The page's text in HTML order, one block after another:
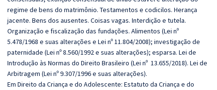
regime de bens do matrimônio. Testamentos e codicilos. Herança
jacente. Bens dos ausentes. Coisas vagas. Interdição e tutela.
Organização e fiscalização das fundações. Alimentos (Lei nº
5.478/1968 e suas alterações e Lei nº 11.804/2008); investigação de
paternidade (Lei nº 8.560/1992 e suas alterações); esparsa. Lei de
Introdução às Normas do Direito Brasileiro (Lei nº 13.655/2018). Lei de
Arbitragem (Lei nº 9.307/1996 e suas alterações).
Em Direito da Criança e do Adolescente: Estatuto da Criança e do